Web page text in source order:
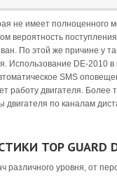
не имеет полноценного
вероятность
По этой же причине у
Использование DE-2010 в
SMS
работу двигателя. Более
по каналам
TOP GUARD
уровня, от